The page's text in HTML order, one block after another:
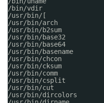
/bin/vdir
/usr/bin/ [
/usr/bin/arch
/usr/bin/b2sum
/usr/bin/base32
/usr/bin/base64
/usr/bin/basename
/usr/bin/chcon
/usr/bin/cksum
/usr/bin/comm
/usr/bin/csplit
/usr/bin/cut
/usr/bin/dircolors